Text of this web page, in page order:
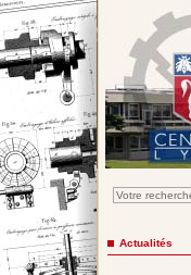
Actualités